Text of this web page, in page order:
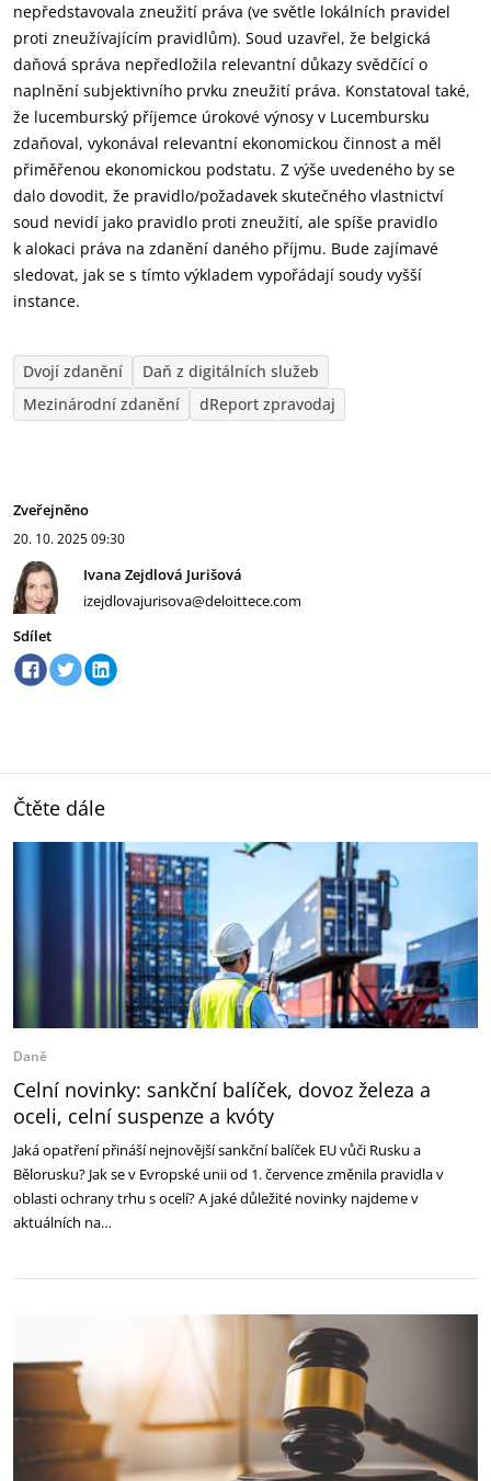
nepředstavovala zneužití práva (ve světle lokálních pravidel
proti zneužívajícím pravidlům). Soud uzavřel, že belgická
daňová správa nepředložila relevantní důkazy svědčící o
naplnění subjektivního prvku zneužití práva. Konstatoval také,
že lucemburský příjemce úrokové výnosy v Lucembursku
zdaňoval, vykonával relevantní ekonomickou činnost a měl
přiměřenou ekonomickou podstatu. Z výše uvedeného by se
dalo dovodit, že pravidlo/požadavek skutečného vlastnictví
soud nevidí jako pravidlo proti zneužití, ale spíše pravidlo
k alokaci práva na zdanění daného příjmu. Bude zajímavé
sledovat, jak se s tímto výkladem vypořádají soudy vyšší
instance.
Dvojí zdanění
Daň z digitálních služeb
Mezinárodní zdanění
dReport zpravodaj
Zveřejněno
20. 10. 202509:30
Ivana Zejdlová Jurišová
izejdlovajurisova@deloittece.com
Sdílet
Čtěte dále
Daně
Celní novinky: sankční balíček, dovoz železa a
oceli, celní suspenze a kvóty
Jaká opatření přináší nejnovější sankční balíček EU vůči Rusku a
Bělorusku? Jak se v Evropské unii od 1. července změnila pravidla v
oblasti ochrany trhu s ocelí? A jaké důležité novinky najdeme v
aktuálních na…